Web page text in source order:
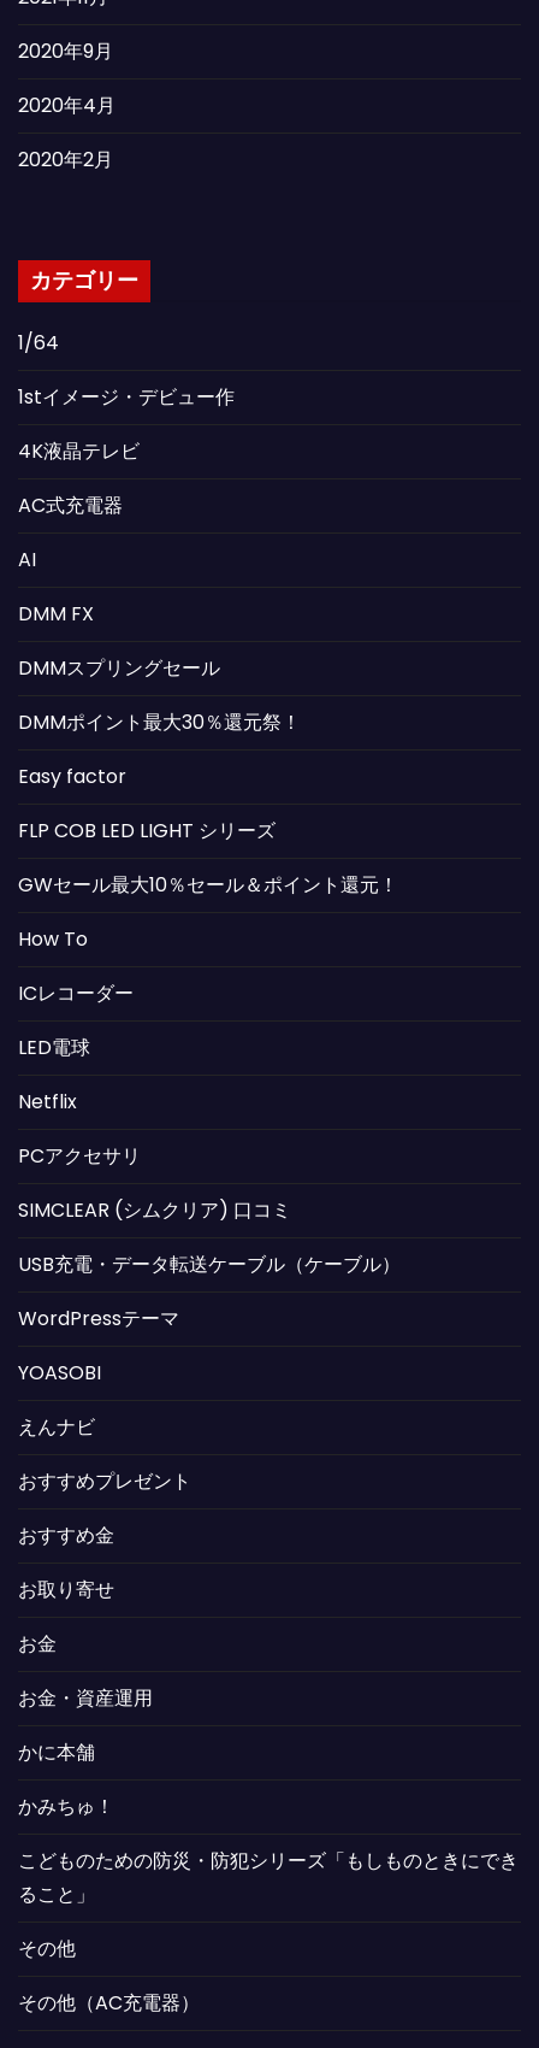
2020年9月
2020年4月
2020年2月
カテゴリー
1/64
1stイメージ・デビュー作
4K液晶テレビ
AC式充電器
AI
DMM FX
DMMスプリングセール
DMMポイント最大30％還元祭！
Easy factor
FLP COB LED LIGHT シリーズ
GWセール最大10％セール＆ポイント還元！
How To
ICレコーダー
LED電球
Netflix
PCアクセサリ
SIMCLEAR (シムクリア) 口コミ
USB充電・データ転送ケーブル（ケーブル）
WordPressテーマ
YOASOBI
えんナビ
おすすめプレゼント
おすすめ金
お取り寄せ
お金
お金・資産運用
かに本舗
かみちゅ！
こどものための防災・防犯シリーズ「もしものときにでき
ること」
その他
その他（AC充電器）